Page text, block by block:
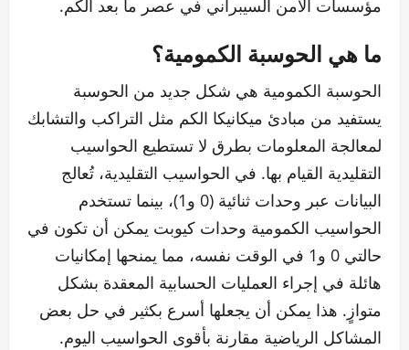
مؤسسات الأمن السيبراني في عصر ما بعد الكم.
ما هي الحوسبة الكمومية؟
الحوسبة الكمومية هي شكل جديد من الحوسبة
يستفيد من مبادئ ميكانيكا الكم مثل التراكب والتشابك
لمعالجة المعلومات بطرق لا تستطيع الحواسيب
التقليدية القيام بها. في الحواسيب التقليدية، تُعالج
البيانات عبر وحدات ثنائية (0 و1)، بينما تستخدم
الحواسيب الكمومية وحدات كيوبت يمكن أن تكون في
حالتي 0 و1 في الوقت نفسه، مما يمنحها إمكانيات
هائلة في إجراء العمليات الحسابية المعقدة بشكل
متوازٍ. هذا يمكن أن يجعلها أسرع بكثير في حل بعض
المشاكل الرياضية مقارنة بأقوى الحواسيب اليوم.